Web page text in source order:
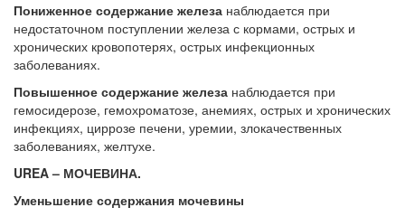
Пониженное содержание железа наблюдается при
недостаточном поступлении железа с кормами, острых и
хронических кровопотерях, острых инфекционных
заболеваниях.
Повышенное содержание железа наблюдается при
гемосидерозе, гемохроматозе, анемиях, острых и хронических
инфекциях, циррозе печени, уремии, злокачественных
заболеваниях, желтухе.
UREA – МОЧЕВИНА.
Уменьшение содержания мочевины